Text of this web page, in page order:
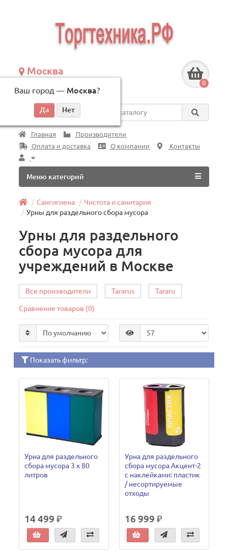
Москва
Ваш город — Москва?
по будням, с 09:00 до 18:00
0
Везде
Главная
Производители
Оплата и доставка
О компании Контакты
Меню категорий
Сангигиена
Чистота и санитария
Урны для раздельного сбора мусора
Урны для раздельного
сбора мусора для
учреждений в Москве
Все производители Tararus Tararu
Сравнение товаров (0)
Показать фильтр:
Урна для раздельного
сбора мусора 3 х 80
литров
14 499 ₽
Урна для раздельного
сбора мусора Акцент-2
с наклейками: пластик
/ несортируемые
отходы
16 999 ₽